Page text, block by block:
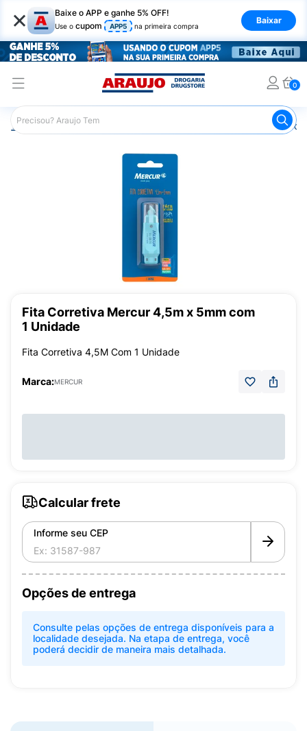
× Baixe o APP e ganhe 5% OFF!
Use o cupom APP5 na primeira compra
Baixar
0
Araujo Mercado Fita
Fita Corretiva Mercur 4,5m x 5mm com
1 Unidade
Fita Corretiva 4,5M Com 1 Unidade
Marca:MERCUR
Calcular frete
Informe seu CEP
Opções de entrega
Consulte pelas opções de entrega disponíveis para a
localidade desejada. Na etapa de entrega, você
poderá decidir de maneira mais detalhada.